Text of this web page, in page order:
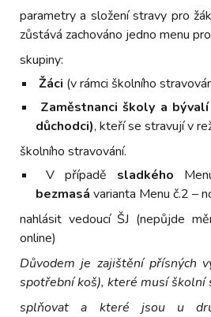
parametry a složení stravy pro
zůstává zachováno jedno menu
skupiny:
Žáci (v rámci školního
Zaměstnanci školy a
důchodci), kteří se stravují v
školního stravování.
V případě sladkého
bezmasá varianta Menu č.2 –
nahlásit vedoucí ŠJ (nepůjde
online)
Důvodem je zajištění přísných
spotřební koš), které musí školní
splňovat a které jsou u